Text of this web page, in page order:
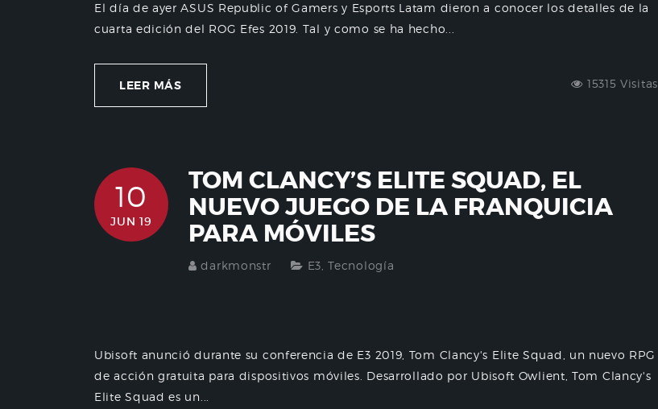
El día de ayer ASUS Republic of Gamers y Esports Latam dieron a conocer los detalles de la
cuarta edición del ROG Efes 2019. Tal y como se ha hecho...
LEER MÁS 15315 Visitas
10
JUN 19
TOM CLANCY’S ELITE SQUAD, EL
NUEVO JUEGO DE LA FRANQUICIA
PARA MÓVILES
darkmonstr E3 ,Tecnología
Ubisoft anunció durante su conferencia de E3 2019, Tom Clancy's Elite Squad, un nuevo RPG
de acción gratuita para dispositivos móviles. Desarrollado por Ubisoft Owlient, Tom Clancy's
Elite Squad es un...